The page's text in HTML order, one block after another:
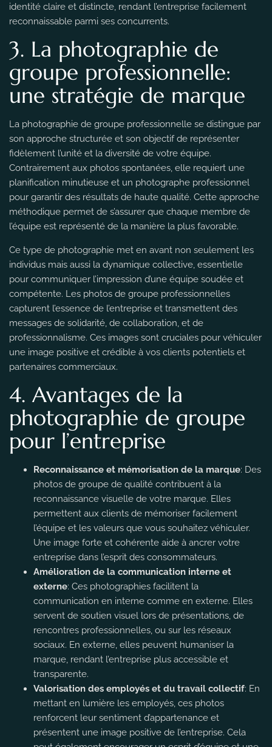
identité claire et distincte, rendant l’entreprise facilement
reconnaissable parmi ses concurrents.
3. La photographie de
groupe professionnelle:
une stratégie de marque
La photographie de groupe professionnelle se distingue par
son approche structurée et son objectif de représenter
fidèlement l’unité et la diversité de votre équipe.
Contrairement aux photos spontanées, elle requiert une
planification minutieuse et un photographe professionnel
pour garantir des résultats de haute qualité. Cette approche
méthodique permet de s’assurer que chaque membre de
l’équipe est représenté de la manière la plus favorable.
Ce type de photographie met en avant non seulement les
individus mais aussi la dynamique collective, essentielle
pour communiquer l’impression d’une équipe soudée et
compétente. Les photos de groupe professionnelles
capturent l’essence de l’entreprise et transmettent des
messages de solidarité, de collaboration, et de
professionnalisme. Ces images sont cruciales pour véhiculer
une image positive et crédible à vos clients potentiels et
partenaires commerciaux.
4. Avantages de la
photographie de groupe
pour l’entreprise
Reconnaissance et mémorisation de la marque: Des
photos de groupe de qualité contribuent à la
reconnaissance visuelle de votre marque. Elles
permettent aux clients de mémoriser facilement
l’équipe et les valeurs que vous souhaitez véhiculer.
Une image forte et cohérente aide à ancrer votre
entreprise dans l’esprit des consommateurs.
Amélioration de la communication interne et
externe: Ces photographies facilitent la
communication en interne comme en externe. Elles
servent de soutien visuel lors de présentations, de
rencontres professionnelles, ou sur les réseaux
sociaux. En externe, elles peuvent humaniser la
marque, rendant l’entreprise plus accessible et
transparente.
Valorisation des employés et du travail collectif: En
mettant en lumière les employés, ces photos
renforcent leur sentiment d’appartenance et
présentent une image positive de l’entreprise. Cela